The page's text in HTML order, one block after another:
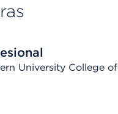
University College of